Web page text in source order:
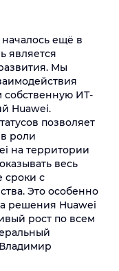
ещё в
является
Мы
ИТ-
Huawei.
позволяет
роли
на территории
весь
сроки с
Это особенно
решения Huawei
рост по всем